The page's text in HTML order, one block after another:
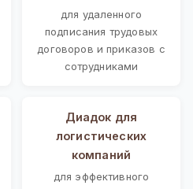
для удаленного
подписания трудовых
договоров и приказов с
сотрудниками
Диадок для
логистических
компаний
для эффективного